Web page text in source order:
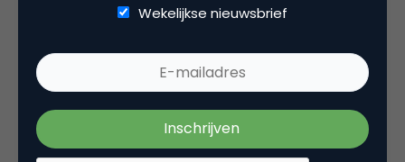
Tags
web analytics
Wekelijkse nieuwsbrief